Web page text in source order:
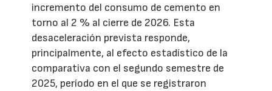
incremento del consumo de cemento en
torno al 2 % al cierre de 2026. Esta
desaceleración prevista responde,
principalmente, al efecto estadístico de la
comparativa con el segundo semestre de
2025, período en el que se registraron